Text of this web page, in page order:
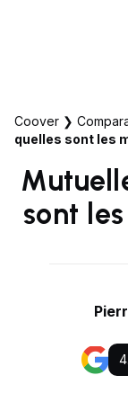
Coover ❯
quelles sont les
sont